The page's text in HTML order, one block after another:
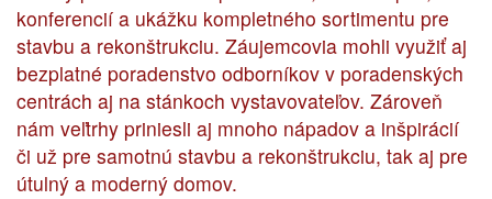
konferencií a ukážku kompletného sortimentu pre
stavbu a rekonštrukciu. Záujemcovia mohli využiť aj
bezplatné poradenstvo odborníkov v poradenských
centrách aj na stánkoch vystavovateľov. Zároveň
nám veľtrhy priniesli aj mnoho nápadov a inšpirácií
či už pre samotnú stavbu a rekonštrukciu, tak aj pre
útulný a moderný domov.